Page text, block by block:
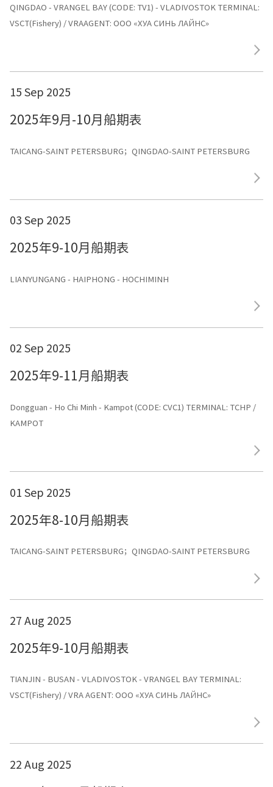
QINGDAO - VRANGEL BAY (CODE: TV1) - VLADIVOSTOK TERMINAL:
VSCT(Fishery) / VRAAGENT: ООО «ХУА СИНЬ ЛАЙНС»
15 Sep 2025
2025年9月-10月船期表
TAICANG-SAINT PETERSBURG；QINGDAO-SAINT PETERSBURG
03 Sep 2025
2025年9-10月船期表
LIANYUNGANG - HAIPHONG - HOCHIMINH
02 Sep 2025
2025年9-11月船期表
Dongguan - Ho Chi Minh - Kampot (CODE: CVC1) TERMINAL: TCHP /
KAMPOT
01 Sep 2025
2025年8-10月船期表
TAICANG-SAINT PETERSBURG；QINGDAO-SAINT PETERSBURG
27 Aug 2025
2025年9-10月船期表
TIANJIN - BUSAN - VLADIVOSTOK - VRANGEL BAY TERMINAL:
VSCT(Fishery) / VRA AGENT: ООО «ХУА СИНЬ ЛАЙНС»
22 Aug 2025